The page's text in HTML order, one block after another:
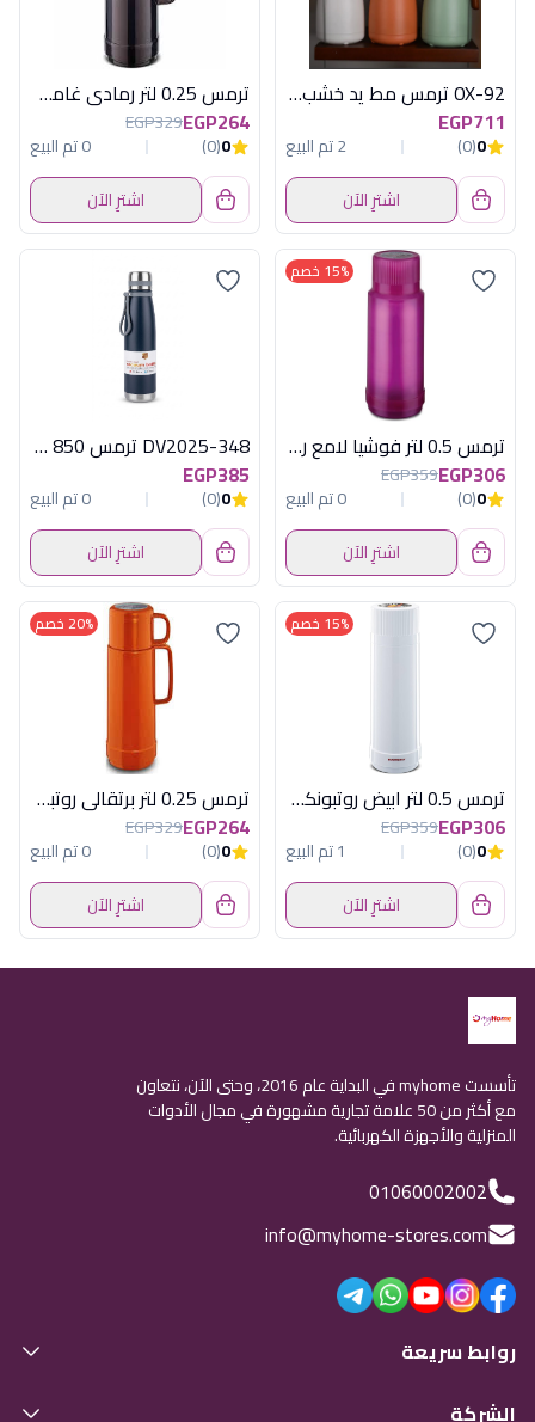
OX-92 ترمس مط يد خشب اكسفورد
EGP711
0
(0)
2 تم البيع
اشترِ الآن
ترمس 0.25 لتر رمادى غامق روتبونكت المانى
EGP264
EGP329
0
(0)
0 تم البيع
اشترِ الآن
15% خصم
ترمس 0.5 لتر فوشيا لامع روتبونكت المانى
EGP306
EGP359
0
(0)
0 تم البيع
اشترِ الآن
DV2025-348 ترمس 850 مل ديفا
EGP385
0
(0)
0 تم البيع
اشترِ الآن
15% خصم
ترمس 0.5 لتر ابيض روتبونكت المانى
EGP306
EGP359
0
(0)
1 تم البيع
اشترِ الآن
20% خصم
ترمس 0.25 لتر برتقالى روتبونكت المانى
EGP264
EGP329
0
(0)
0 تم البيع
اشترِ الآن
تأسست myhome في البداية عام 2016، وحتى الآن، نتعاون
مع أكثر من 50 علامة تجارية مشهورة في مجال الأدوات
المنزلية والأجهزة الكهربائية.
01060002002
info@myhome-stores.com
روابط سريعة
الشركة